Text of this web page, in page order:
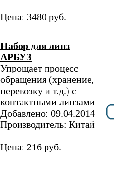
Цена: 3480 руб.
Набор для линз
АРБУЗ
Упрощает процесс
обращения (хранение,
перевозку и т.д.) с
контактными линзами
Добавлено: 09.04.2014
Производитель: Китай
Цена: 216 руб.